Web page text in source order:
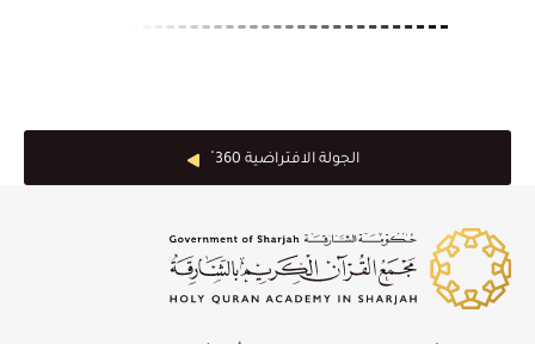
الجولة الافتراضية 360 ْ